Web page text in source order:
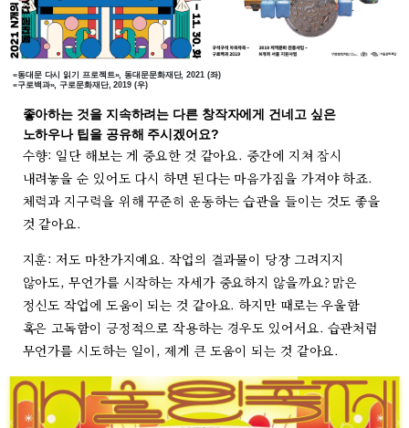
«동대문 다시 읽기 프로젝트», 동대문문화재단, 2021 (좌)
«구로백과», 구로문화재단, 2019 (우)
좋아하는 것을 지속하려는 다른 창작자에게 건네고 싶은
노하우나 팁을 공유해 주시겠어요?
수향: 일단 해보는 게 중요한 것 같아요. 중간에 지쳐 잠시
내려놓을 순 있어도 다시 하면 된다는 마음가짐을 가져야 하죠.
체력과 지구력을 위해 꾸준히 운동하는 습관을 들이는 것도 좋을
것 같아요.
지훈: 저도 마찬가지예요. 작업의 결과물이 당장 그려지지
않아도, 무언가를 시작하는 자세가 중요하지 않을까요? 맑은
정신도 작업에 도움이 되는 것 같아요. 하지만 때로는 우울함
혹은 고독함이 긍정적으로 작용하는 경우도 있어서요. 습관처럼
무언가를 시도하는 일이, 제게 큰 도움이 되는 것 같아요.